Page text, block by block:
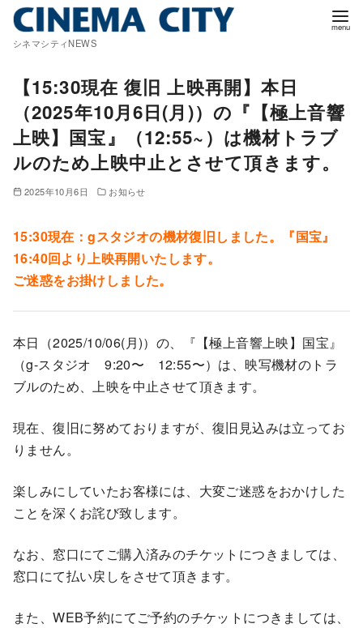
シネマシティNEWS
【15:30現在 復旧 上映再開】本日
（2025年10月6日(月)）の『【極上音響
上映】国宝』（12:55~）は機材トラブ
ルのため上映中止とさせて頂きます。
2025年10月6日 お知らせ
15:30現在：gスタジオの機材復旧しました。『国宝』
16:40回より上映再開いたします。
ご迷惑をお掛けしました。
本日（2025/10/06(月)）の、『【極上音響上映】国宝』
（g-スタジオ 9:20〜 12:55〜）は、映写機材のトラ
ブルのため、上映を中止させて頂きます。
現在、復旧に努めておりますが、復旧見込みは立ってお
りません。
楽しみにしていたお客様には、大変ご迷惑をおかけした
ことを深くお詫び致します。
なお、窓口にてご購入済みのチケットにつきましては、
窓口にて払い戻しをさせて頂きます。
また、WEB予約にてご予約のチケットにつきましては、